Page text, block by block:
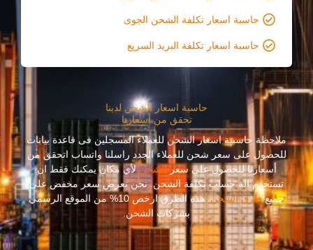
حاسبة اسعار تكلفة الشحن الجوى
حاسبة اسعار تكلفة البريد السريع
حاسبة اسعار الشحن لدينا
تحقق من أسعارنا
ملاحظة حاسبىة اسعار الشحن للعملاء المسجلين فى قاعدة بيانات
للحصول على سعر شحن للعملاء الجدد راسلنا واتساب اتحقق من
أسعارنا للحصول على سعرالشحنلأي مكان يمكنك فقط ان
تستخدم الة حساب تكلفة الشحن. نحن نعرض سعر مخفض على
جميعطرق الشحن
. هذه الطرق ارخص 10% من الموقع الرسمي
بشركات الشحن.